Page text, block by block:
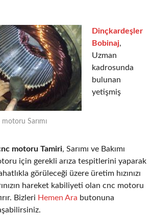
Sarımı
Dinçkardeşler
Bobinaj,
Uzman
kadrosunda
bulunan
yetişmiş
motoru Tamiri, Sarımı ve Bakımı
için gerekli arıza tespitlerini yaparak
görüleceği üzere üretim hızınızı
hareket kabiliyeti olan cnc motoru
Bizleri Hemen Ara butonuna